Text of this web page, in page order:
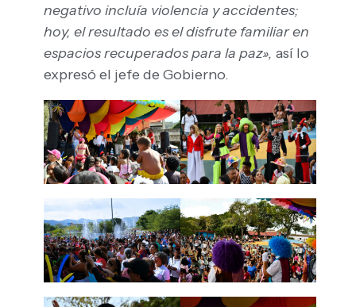
negativo incluía violencia y accidentes;
hoy, el resultado es el disfrute familiar en
espacios recuperados para la paz», así lo
expresó el jefe de Gobierno.